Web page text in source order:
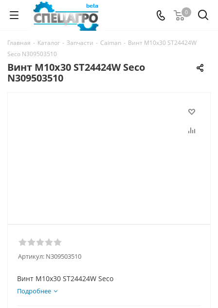
0
Главная - Каталог - Запчасти - Caiman - Винт М10х30 ST24424W
Seco N309503510
Винт М10х30 ST24424W Seco
N309503510
Артикул: N309503510
Винт М10х30 ST24424W Seco
Подробнее